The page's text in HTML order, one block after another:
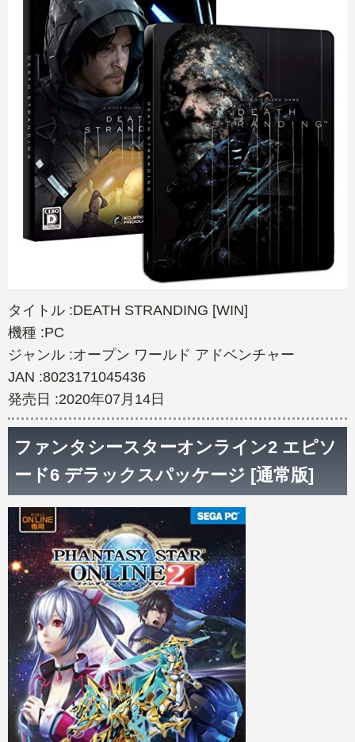
タイトル :DEATH STRANDING [WIN]
機種 :PC
ジャンル :オープン ワールド アドベンチャー
JAN :8023171045436
発売日 :2020年07月14日
ファンタシースターオンライン2 エピソ
ード6 デラックスパッケージ [通常版]